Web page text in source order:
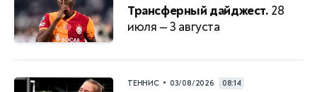
Трансферный дайджест. 28
июля — 3 августа
ТЕННИС • 03/08/2026 08:14